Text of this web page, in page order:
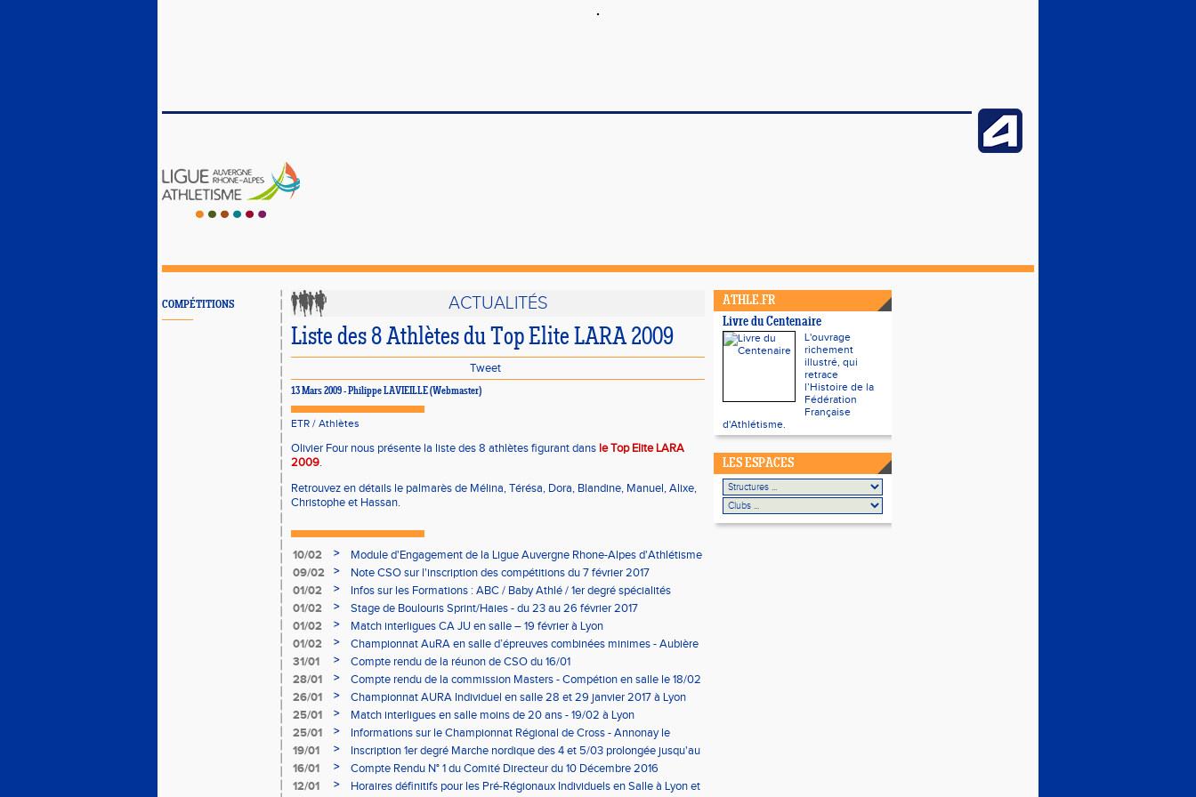
COMPÉTITIONS ACTUALITÉS
Liste des 8 Athlètes du Top Elite LARA 2009
Tweet
13 Mars 2009 - Philippe LAVIEILLE (Webmaster)
ETR / Athlètes
Olivier Four nous présente la liste des 8 athlètes figurant dans le Top Elite LARA
2009.
Retrouvez en détails le palmarès de Mélina, Térésa, Dora, Blandine, Manuel, Alixe,
Christophe et Hassan.
10/02 >
Module d'Engagement de la Ligue Auvergne Rhone-Alpes d'Athlétisme
09/02
>
Note CSO sur l'inscription des compétitions du 7 février 2017
01/02
>
Infos sur les Formations : ABC / Baby Athlé / 1er degré spécialités
01/02
>
Stage de Boulouris Sprint/Haies - du 23 au 26 février 2017
01/02
>
Match interligues CA JU en salle – 19 février à Lyon
01/02
>
Championnat AuRA en salle d’épreuves combinées minimes - Aubière
- le 12 février
31/01 >
Compte rendu de la réunon de CSO du 16/01
28/01
>
Compte rendu de la commission Masters - Compétion en salle le 18/02
à Bourgoin
26/01 >
Championnat AURA Individuel en salle 28 et 29 janvier 2017 à Lyon
25/01
>
Match interligues en salle moins de 20 ans - 19/02 à Lyon
25/01
>
Informations sur le Championnat Régional de Cross - Annonay le
05/02
19/01 >
Inscription 1er degré Marche nordique des 4 et 5/03 prolongée jusqu'au
03/02 (sous condition)
16/01 >
Compte Rendu N° 1 du Comité Directeur du 10 Décembre 2016
12/01
>
Horaires définitifs pour les Pré-Régionaux Individuels en Salle à Lyon et
ATHLE.FR
Livre du Centenaire
L'ouvrage
richement
illustré, qui
retrace
l’Histoire de la
Fédération
Française
d'Athlétisme.
LES ESPACES